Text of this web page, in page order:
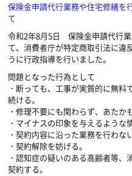
保険金申請代行業務や住宅修繕を
て
令和2年8月5日 保険金申請代行
て、消費者庁が特定商取引法に違
うに行政指導を行いました。
問題となった行為として
・断っても、工事が実質的に無
続ける。
・修理不要にも関わらず、あたか
・マイナスの印象を与えるような
・契約内容に沿った業務を行わない
・契約解除を妨げる。
・認知症の疑いのある高齢者等
契約する。